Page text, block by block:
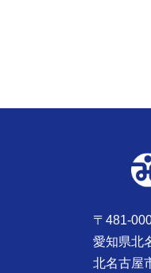
〒481-
愛知県北
北名古屋